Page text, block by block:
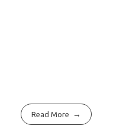
Read More